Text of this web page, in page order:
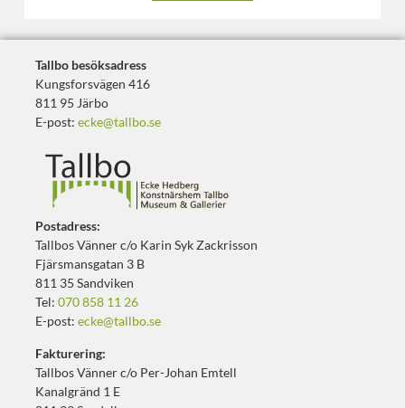
Tallbo besöksadress
Kungsforsvägen 416
811 95 Järbo
E-post: ecke@tallbo.se
Postadress:
Tallbos Vänner c/o Karin Syk Zackrisson
Fjärsmansgatan 3 B
811 35 Sandviken
Tel: 070 858 11 26
E-post: ecke@tallbo.se
Fakturering:
Tallbos Vänner c/o Per-Johan Emtell
Kanalgränd 1 E